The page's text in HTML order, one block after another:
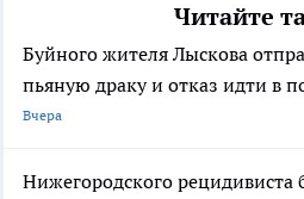
Читайте
Буйного жителя Лыскова
пьяную драку и отказ идти в
Вчера
Нижегородского рецидивиста